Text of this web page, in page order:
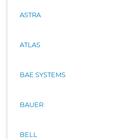
ASTRA
ATLAS
BAE SYSTEMS
BAUER
BELL